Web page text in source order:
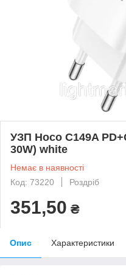
УЗП Hoco C149A
30W) white
Немає в наявності
Код: 73220
Роздріб
351,50 ₴
Опис Характеристики